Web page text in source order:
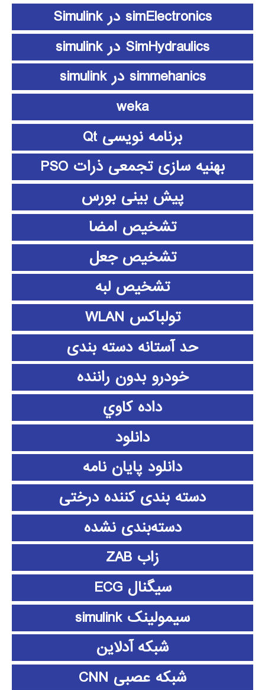
simElectronics در Simulink
SimHydraulics در simulink
simmehanics در simulink
weka
برنامه نویسی Qt
بهنیه سازی تجمعی ذرات PSO
پیش بینی بورس
تشخیص امضا
تشخیص جعل
تشخیص لبه
تولباکس WLAN
حد آستانه دسته بندی
خودرو بدون راننده
داده كاوي
دانلود
دانلود پايان نامه
دسته بندی کننده درختی
دسته‌بندی نشده
زاب ZAB
سیگنال ECG
سیمولینک simulink
شبکه آدلاین
شبکه عصبی CNN